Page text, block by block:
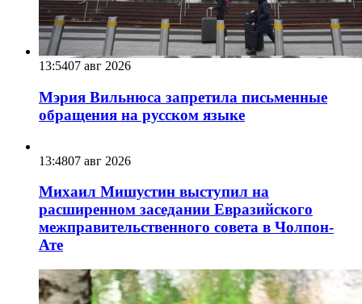
13:5407 авг 2026
Мэрия Вильнюса запретила письменные
обращения на русском языке
13:4807 авг 2026
Михаил Мишустин выступил на
расширенном заседании Евразийского
межправительственного совета в Чолпон-
Ате